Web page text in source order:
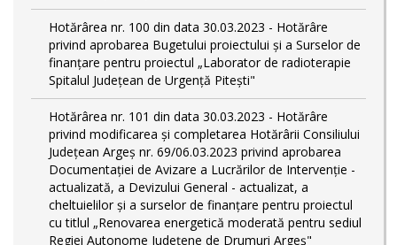
Hotărârea nr. 100 din data 30.03.2023 - Hotărâre
privind aprobarea Bugetului proiectului și a Surselor de
finanțare pentru proiectul „Laborator de radioterapie
Spitalul Județean de Urgență Pitești"
Hotărârea nr. 101 din data 30.03.2023 - Hotărâre
privind modificarea și completarea Hotărârii Consiliului
Județean Argeș nr. 69/06.03.2023 privind aprobarea
Documentației de Avizare a Lucrărilor de Intervenție -
actualizată, a Devizului General - actualizat, a
cheltuielilor și a surselor de finanțare pentru proiectul
cu titlul „Renovarea energetică moderată pentru sediul
Regiei Autonome Județene de Drumuri Argeș"